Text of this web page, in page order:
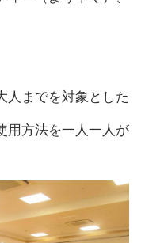
人までを対象とした
用方法を一人一人が